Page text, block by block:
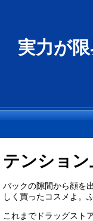
実力が
テンショ
バックの隙間から顔を
しく買ったコスメよ。
これまでドラッグスト